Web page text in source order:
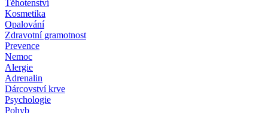
Těhotenství
Kosmetika
Opalování
Zdravotní gramotnost
Prevence
Nemoc
Alergie
Adrenalin
Dárcovství krve
Psychologie
Pohyb